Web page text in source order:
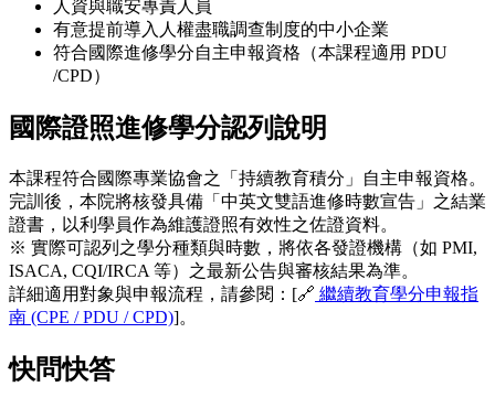
人資與職安專責人員
有意提前導入人權盡職調查制度的中小企業
符合國際進修學分自主申報資格（本課程適用 PDU
/CPD）
國際證照進修學分認列說明
本課程符合國際專業協會之「持續教育積分」自主申報資格。
完訓後，本院將核發具備「中英文雙語進修時數宣告」之結業
證書，以利學員作為維護證照有效性之佐證資料。
※ 實際可認列之學分種類與時數，將依各發證機構（如 PMI,
ISACA, CQI/IRCA 等）之最新公告與審核結果為準。
詳細適用對象與申報流程，請參閱：[🔗 繼續教育學分申報指
南 (CPE / PDU / CPD)]。
快問快答